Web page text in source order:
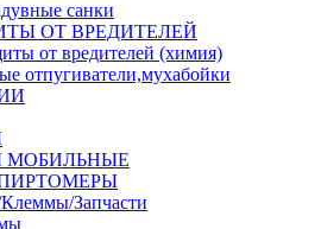
санки
ОТ ВРЕДИТЕЛЕЙ
от вредителей (химия)
отпугиватели,мухабойки
МОБИЛЬНЫЕ
Запчасти